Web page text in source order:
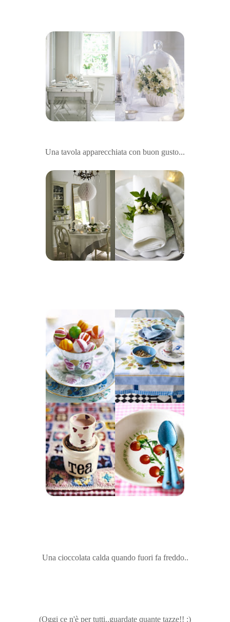
Una tavola apparecchiata con buon gusto...
Una cioccolata calda quando fuori fa freddo..
(Oggi ce n'è per tutti..guardate quante tazze!! :)